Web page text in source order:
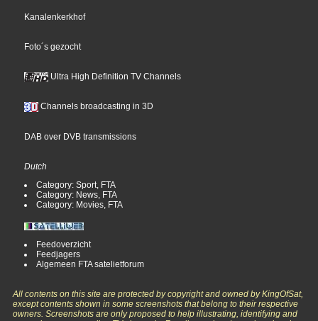
Kanalenkerkhof
Foto´s gezocht
Ultra High Definition TV Channels
Channels broadcasting in 3D
DAB over DVB transmissions
Dutch
Category: Sport, FTA
Category: News, FTA
Category: Movies, FTA
Feedoverzicht
Feedjagers
Algemeen FTA satelietforum
All contents on this site are protected by copyright and owned by KingOfSat,
except contents shown in some screenshots that belong to their respective
owners. Screenshots are only proposed to help illustrating, identifying and